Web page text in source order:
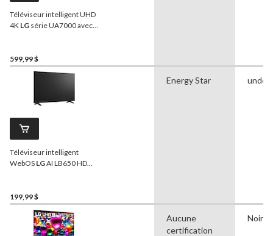
Téléviseur intelligent UHD
4K LG série UA7000 avec
599,99 $
Téléviseur intelligent
WebOS LGAI LB650 HD
199,99 $
Energy Star
Aucune
certification
Noir